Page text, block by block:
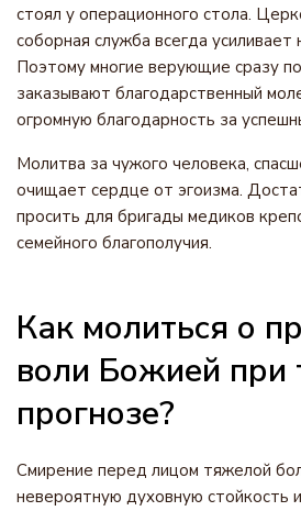
стоял у операционного стола.
соборная служба всегда
Поэтому многие верующие сразу
заказывают благодарственный
огромную благодарность за
Молитва за чужого человека,
очищает сердце от эгоизма.
просить для бригады медиков
семейного благополучия.
Как молиться о
воли Божией при
прогнозе?
Смирение перед лицом тяжелой
невероятную духовную стойкость